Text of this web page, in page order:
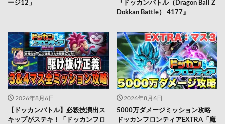
ージ12」
『ドッカンバトル（Dragon Ball Z
Dokkan Battle） 4177』
2026年8月6日
【ドッカンバトル】必殺技演出ス
キップがステキ！「ドッカンフロ
2026年8月6日
5000万ダメージミッション攻略
ドッカンフロンティアEXTRA「魔